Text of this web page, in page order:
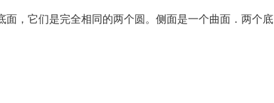
面，它们是完全相同的两个圆。侧面是一个曲面．两个底